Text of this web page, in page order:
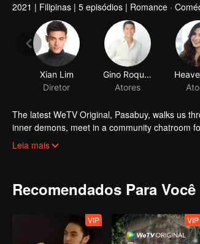
2021 | Filipinas | 5 episódios | Romance ·
Xian Lim
Diretor
Gino Roque IV
Atores
The latest WeTV Original, Pasabuy, walks us
inner demons, meet in a community chatroom
themselves drawn to each other, finding
Leia mais
Recomendados Para Você
VIP VIP